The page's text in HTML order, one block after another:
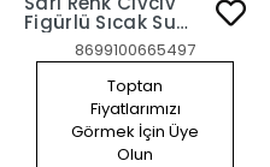
Figürlü Sıcak Su
Torbası8699100665497
Toptan
Fiyatlarımızı
Görmek İçin Üye
Olun